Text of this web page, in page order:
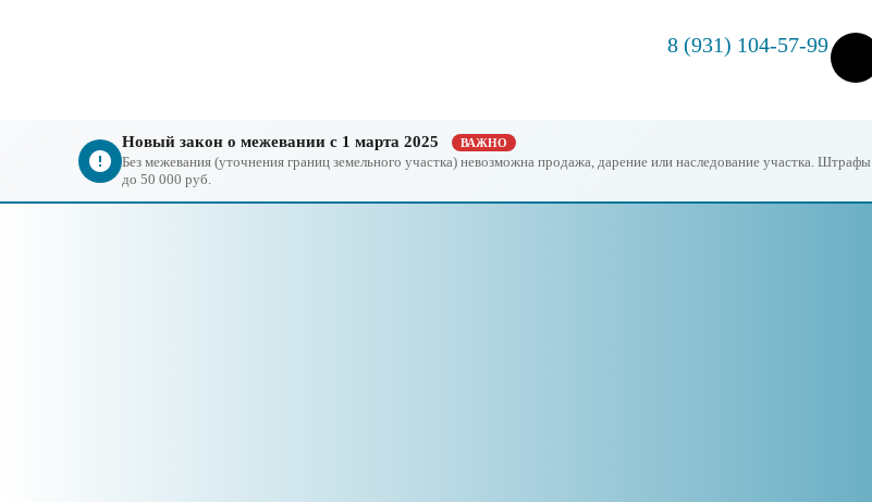
8 (931) 104-57-99
Новый закон о межевании с 1 марта 2025 ВАЖНО
Без межевания (уточнения границ земельного участка) невозможна продажа, дарение или наследование участка. Штрафы
до 50 000 руб.